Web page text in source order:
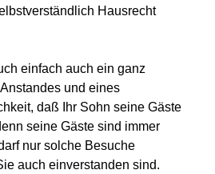
Hausrecht
einfach auch ein ganz
und eines
daß Ihr Sohn seine Gäste
seine Gäste sind immer
nur solche Besuche
auch einverstanden sind.